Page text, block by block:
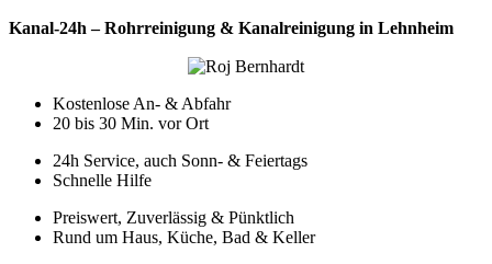
Kanal-24h – Rohrreinigung & Kanalreinigung in Lehnheim
Kostenlose An- & Abfahr
20 bis 30 Min. vor Ort
24h Service, auch Sonn- & Feiertags
Schnelle Hilfe
Preiswert, Zuverlässig & Pünktlich
Rund um Haus, Küche, Bad & Keller